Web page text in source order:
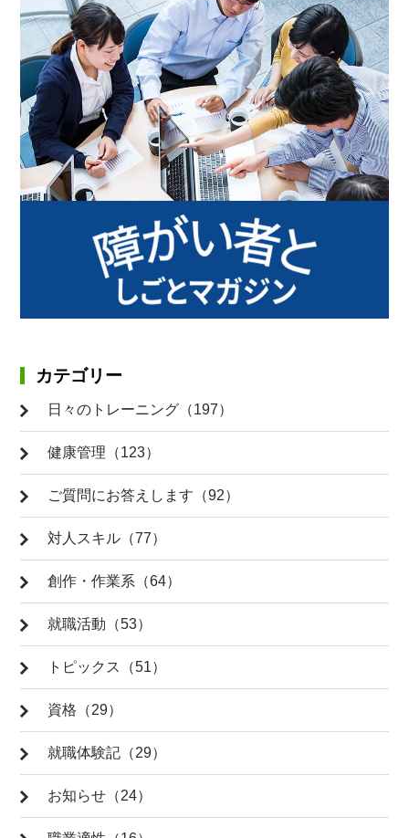
カテゴリー
日々のトレーニング（197）
健康管理（123）
ご質問にお答えします（92）
対人スキル（77）
創作・作業系（64）
就職活動（53）
トピックス（51）
資格（29）
就職体験記（29）
お知らせ（24）